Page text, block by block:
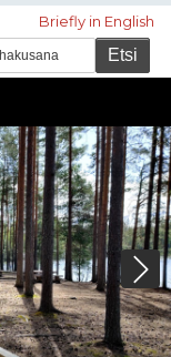
Briefly in English
Next